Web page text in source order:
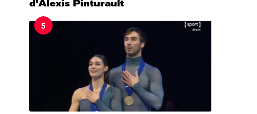
d’Alexis Pinturault
5